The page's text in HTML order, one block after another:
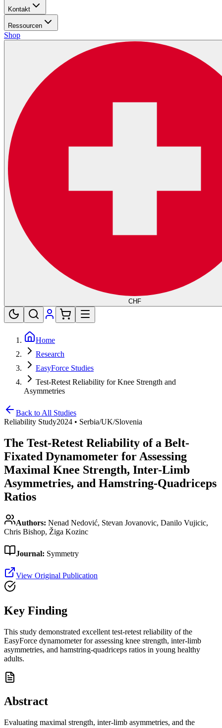
Kontakt
Ressourcen
Shop
CHF
Home
Research
EasyForce Studies
Test-Retest Reliability for Knee Strength and
Asymmetries
Back to All Studies
Reliability Study2024 • Serbia/UK/Slovenia
The Test-Retest Reliability of a Belt-
Fixated Dynamometer for Assessing
Maximal Knee Strength, Inter-Limb
Asymmetries, and Hamstring-Quadriceps
Ratios
Authors: Nenad Nedović, Stevan Jovanovic, Danilo Vujicic,
Chris Bishop, Žiga Kozinc
Journal: Symmetry
View Original Publication
Key Finding
This study demonstrated excellent test-retest reliability of the
EasyForce dynamometer for assessing knee strength, inter-limb
asymmetries, and hamstring-quadriceps ratios in young healthy
adults.
Abstract
Evaluating maximal strength, inter-limb asymmetries, and the